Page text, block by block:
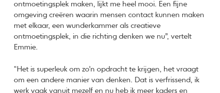
ontmoetingsplek maken, lijkt me heel mooi. Een fijne
omgeving creëren waarin mensen contact kunnen maken
met elkaar, een wunderkammer als creatieve
ontmoetingsplek, in die richting denken we nu”, vertelt
Emmie.
“Het is superleuk om zo’n opdracht te krijgen, het vraagt
om een andere manier van denken. Dat is verfrissend, ik
werk vaak vanuit mezelf en nu heb ik meer kaders en